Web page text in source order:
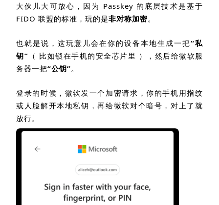
大伙儿大可放心，因为 Passkey 的底层技术是基于
FIDO 联盟的标准，玩的是非对称加密。
也就是说，这玩意儿会在你的设备本地生成一把“私
钥” （ 比如锁在手机的安全芯片里 ），然后给微软服
务器一把“公钥”。
登录的时候，微软发一个加密请求，你的手机用指纹
或人脸解开本地私钥，再给微软对个暗号，对上了就
放行。